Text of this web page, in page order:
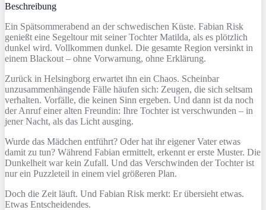
Beschreibung
Ein Spätsommerabend an der schwedischen Küste. Fabian Risk
genießt eine Segeltour mit seiner Tochter Matilda, als es plötzlich
dunkel wird. Vollkommen dunkel. Die gesamte Region versinkt in
einem Blackout – ohne Vorwarnung, ohne Erklärung.
Zurück in Helsingborg erwartet ihn ein Chaos. Scheinbar
unzusammenhängende Fälle häufen sich: Zeugen, die sich seltsam
verhalten. Vorfälle, die keinen Sinn ergeben. Und dann ist da noch
der Anruf einer alten Freundin: Ihre Tochter ist verschwunden – in
jener Nacht, als das Licht ausging.
Wurde das Mädchen entführt? Oder hat ihr eigener Vater etwas
damit zu tun? Während Fabian ermittelt, erkennt er erste Muster. Die
Dunkelheit war kein Zufall. Und das Verschwinden der Tochter ist
nur ein Puzzleteil in einem viel größeren Plan.
Doch die Zeit läuft. Und Fabian Risk merkt: Er übersieht etwas.
Etwas Entscheidendes.